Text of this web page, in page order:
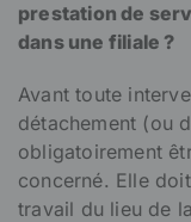
prestation de
dans une filiale ?
Avant toute
détachement (ou
obligatoirement
concerné. Elle
travail du lieu de